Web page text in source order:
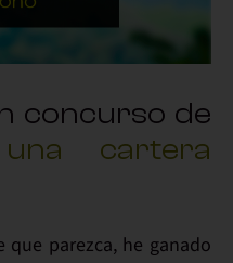
concurso de
cartera
que parezca, he ganado